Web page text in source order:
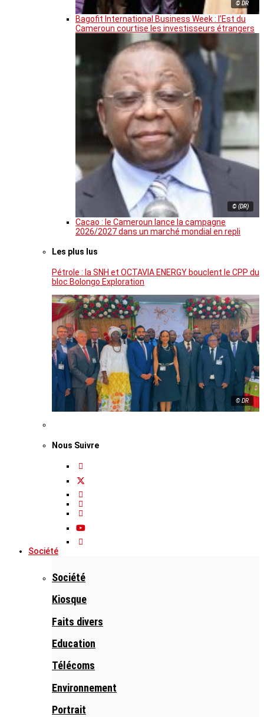
© DR
Bagofit International Business Week : l’Est du
Cameroun courtise les investisseurs étrangers
© (DR)
Cacao : le Cameroun lance la campagne
2026/2027 dans un marché mondial en repli
Les plus lus
Pétrole : la SNH et OCTAVIA ENERGY bouclent le CPP du
bloc Bolongo Exploration
© DR
Nous Suivre
Société
Société
Kiosque
Faits divers
Education
Télécoms
Environnement
Portrait